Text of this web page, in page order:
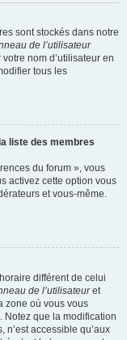
sont stockés dans notre
de l’utilisateur
nom d’utilisateur en
tous les
liste des membres
du forum », vous
activez cette option vous
et vous-même.
différent de celui
de l’utilisateuret
zone où vous vous
Notez que la modification
accessible qu’aux